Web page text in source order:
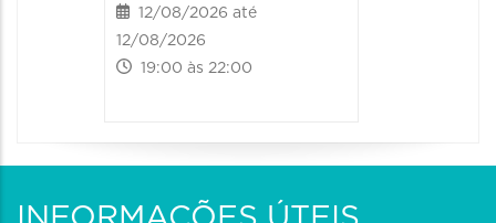
12/08/2026 até
12/08/2026
19:00 às 22:00